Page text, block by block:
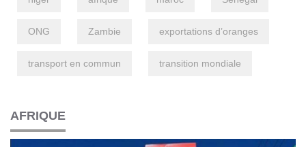
ONG Zambie exportations d’oranges
transport en commun transition mondiale
AFRIQUE